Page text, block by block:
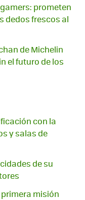
prometen
dedos frescos al
de Michelin
el futuro de los
con la
y salas de
de su
misión